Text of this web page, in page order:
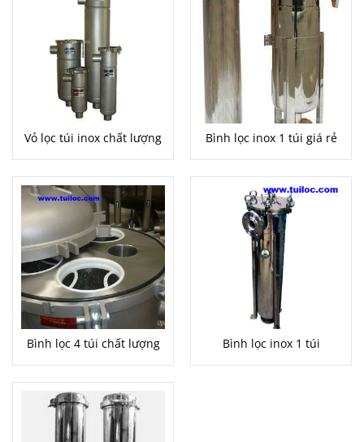
Vỏ lọc túi inox chất lượng Bình lọc inox 1 túi giá rẻ
Bình lọc 4 túi chất lượng Bình lọc inox 1 túi